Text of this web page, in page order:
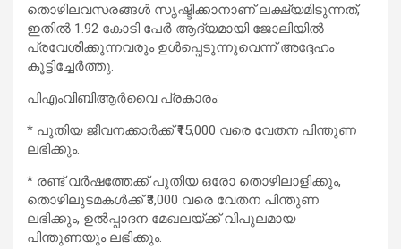
തൊഴിലവസരങ്ങൾ സൃഷ്ടിക്കാനാണ് ലക്ഷ്യമിടുന്നത്,
ഇതിൽ 1.92 കോടി പേർ ആദ്യമായി ജോലിയിൽ
പ്രവേശിക്കുന്നവരും ഉൾപ്പെടുന്നുവെന്ന് അദ്ദേഹം
കൂട്ടിച്ചേർത്തു.
പിഎംവിബിആർവൈ പ്രകാരം:
* പുതിയ ജീവനക്കാർക്ക് ₹15,000 വരെ വേതന പിന്തുണ
ലഭിക്കും.
* രണ്ട് വർഷത്തേക്ക് പുതിയ ഒരോ തൊഴിലാളിക്കും,
തൊഴിലുടമകൾക്ക് ₹3,000 വരെ വേതന പിന്തുണ
ലഭിക്കും, ഉൽപ്പാദന മേഖലയ്ക്ക് വിപുലമായ
പിന്തുണയും ലഭിക്കും.